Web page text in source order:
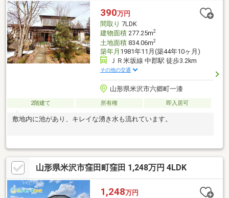
390万円
間取り 7LDK
建物面積277.25m2
土地面積834.06m2
築年月 1981年11月(築44年10ヶ月)
ＪＲ米坂線 中郡駅 徒歩3.2km
その他の交通
山形県米沢市六郷町一漆
2階建て 所有権 即入居可
敷地内に池があり、キレイな湧き水も流れています。
山形県米沢市窪田町窪田 1,248万円 4LDK
1,248万円